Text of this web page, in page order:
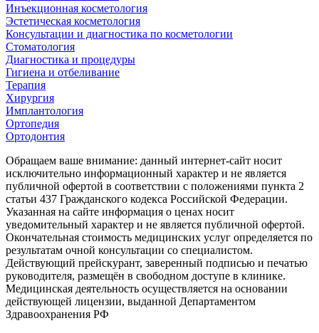
Инъекционная косметология
Эстетическая косметология
Консультации и диагностика по косметологии
Стоматология
Диагностика и процедуры
Гигиена и отбеливание
Терапия
Хирургия
Имплантология
Ортопедия
Ортодонтия
Обращаем ваше внимание: данный интернет-сайт носит
исключительно информационный характер и не является
публичной офертой в соответствии с положениями пункта 2
статьи 437 Гражданского кодекса Российской Федерации.
Указанная на сайте информация о ценах носит
уведомительный характер и не является публичной офертой.
Окончательная стоимость медицинских услуг определяется по
результатам очной консультации со специалистом.
Действующий прейскурант, заверенный подписью и печатью
руководителя, размещён в свободном доступе в клинике.
Медицинская деятельность осуществляется на основании
действующей лицензии, выданной Департаментом
Здравоохранения РФ